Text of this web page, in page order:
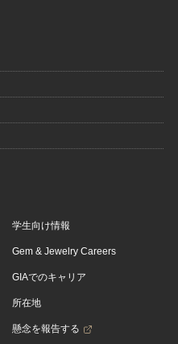
学生向け情報
Gem & Jewelry Careers
GIAでのキャリア
所在地
懸念を報告する